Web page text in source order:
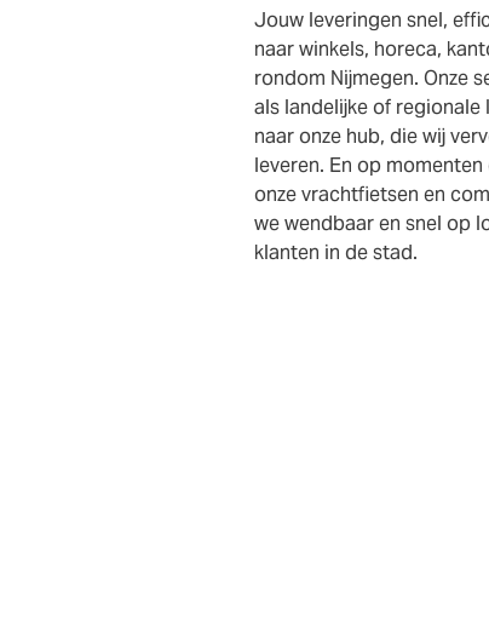
Jouw leveringen snel,
naar winkels, horeca,
rondom Nijmegen. Onze
als landelijke of
naar onze hub, die wij
leveren. En op
onze vrachtfietsen en
we wendbaar en snel op
klanten in de stad.